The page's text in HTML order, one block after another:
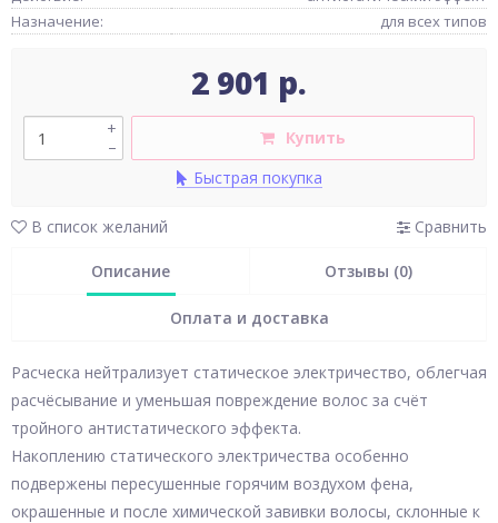
Назначение:
для всех типов
2 901 р.
–
+
Купить
Быстрая покупка
В список желаний Сравнить
Описание Отзывы (0)
Оплата и доставка
Расческа нейтрализует статическое электричество, облегчая
расчёсывание и уменьшая повреждение волос за счёт
тройного антистатического эффекта.
Накоплению статического электричества особенно
подвержены пересушенные горячим воздухом фена,
окрашенные и после химической завивки волосы, склонные к